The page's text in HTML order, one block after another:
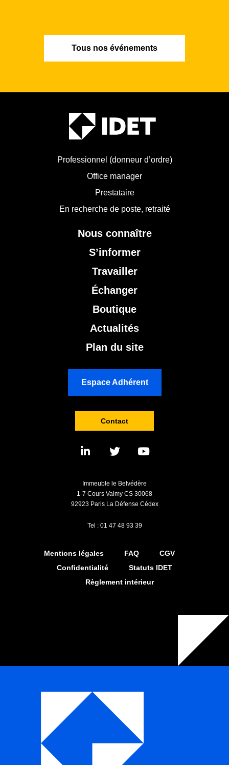
Tous nos événements
Professionnel (donneur d’ordre)
Office manager
Prestataire
En recherche de poste, retraité
Nous connaître
S’informer
Travailler
Échanger
Boutique
Actualités
Plan du site
Espace Adhérent
Contact
Immeuble le Belvédère
1-7 Cours Valmy CS 30068
92923 Paris La Défense Cédex
Tel : 01 47 48 93 39
Mentions légales FAQ
CGV
Confidentialité
Statuts IDET
Règlement intérieur